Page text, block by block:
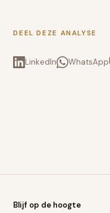
DEEL DEZE ANALYSE
LinkedIn WhatsApp
Blijf op de hoogte